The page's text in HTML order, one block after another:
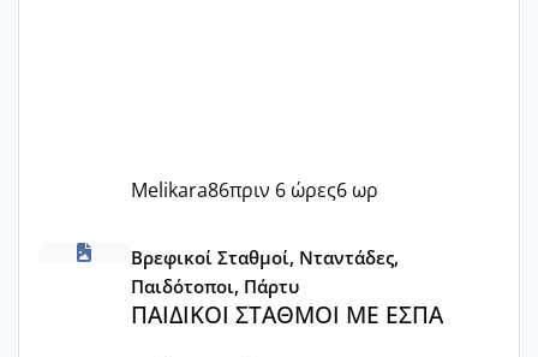
Melikara86πριν 6 ώρες6 ωρ
ΠΑΙΔΙΚΟΙ ΣΤΑΘΜΟΙ ΜΕ ΕΣΠΑ
Βρεφικοί Σταθμοί, Νταντάδες,
Παιδότοποι, Πάρτυ
ΠΑΙΔΙΚΟΙ ΣΤΑΘΜΟΙ ΜΕ ΕΣΠΑ